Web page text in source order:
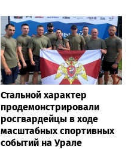
Стальной характер
продемонстрировали
росгвардейцы в ходе
масштабных спортивных
событий на Урале